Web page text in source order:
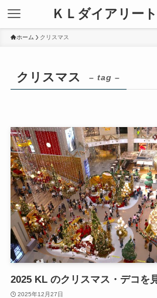
ＫＬダイアリー
ホーム クリスマス
クリスマス – tag –
2025 KL のクリスマス・デコを
2025年12月27日